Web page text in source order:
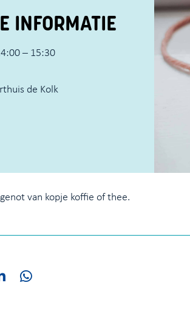
INFORMATIE
– 15:30
de Kolk
van kopje koffie of thee.